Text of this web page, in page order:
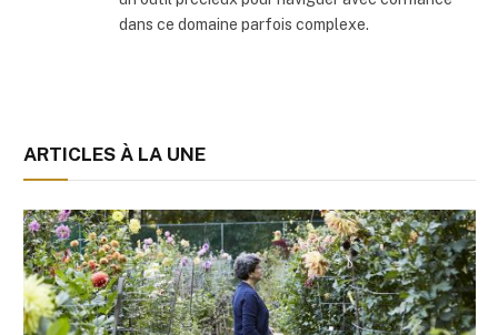
dans ce domaine parfois complexe.
ARTICLES À LA UNE